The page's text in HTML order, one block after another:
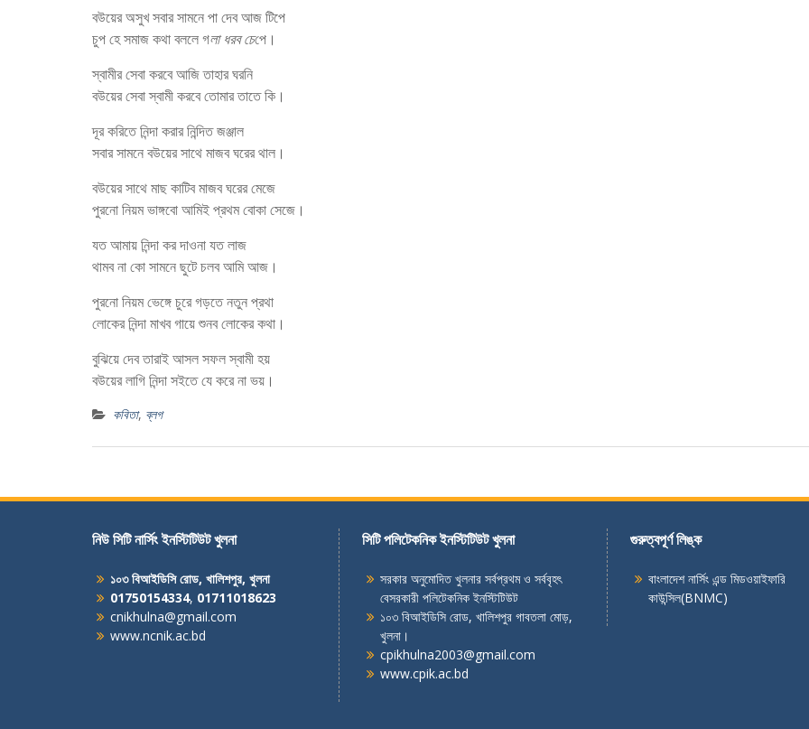
বউয়ের অসুখ সবার সামনে পা দেব আজ টিপে
চুপ হে সমাজ কথা বললে গলা ধরব চেপে।
স্বামীর সেবা করবে আজি তাহার ঘরনি
বউয়ের সেবা স্বামী করবে তোমার তাতে কি।
দূর করিতে নিন্দা করার নিন্দিত জঞ্জাল
সবার সামনে বউয়ের সাথে মাজব ঘরের থাল।
বউয়ের সাথে মাছ কাটিব মাজব ঘরের মেজে
পুরনো নিয়ম ভাঙ্গবো আমিই প্রথম বোকা সেজে।
যত আমায় নিন্দা কর দাওনা যত লাজ
থামব না কো সামনে ছুটে চলব আমি আজ।
পুরনো নিয়ম ভেঙ্গে চুরে গড়তে নতুন প্রথা
লোকের নিন্দা মাখব গায়ে শুনব লোকের কথা।
বুঝিয়ে দেব তারাই আসল সফল স্বামী হয়
বউয়ের লাগি নিন্দা সইতে যে করে না ভয়।
কবিতা, ব্লগ
নিউ সিটি নার্সিং ইনস্টিটিউট খুলনা
১০৩ বিআইডিসি রোড, খালিশপুর, খুলনা
01750154334, 01711018623
cnikhulna@gmail.com
www.ncnik.ac.bd
সিটি পলিটেকনিক ইনস্টিটিউট খুলনা
সরকার অনুমোদিত খুলনার সর্বপ্রথম ও সর্ববৃহৎ
বেসরকারী পলিটেকনিক ইনস্টিটিউট
১০৩ বিআইডিসি রোড, খালিশপুর গাবতলা মোড়,
খুলনা।
cpikhulna2003@gmail.com
www.cpik.ac.bd
গুরুত্বপূর্ণ লিঙ্ক
বাংলাদেশ নার্সিং এন্ড মিডওয়াইফারি
কাউন্সিল(BNMC)